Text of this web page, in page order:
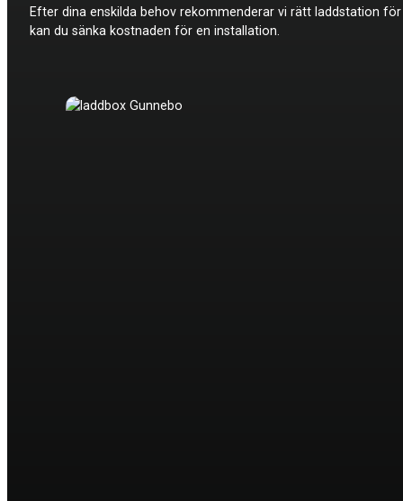
Efter dina enskilda behov rekommenderar vi rätt laddstation
kan du sänka kostnaden för en installation.